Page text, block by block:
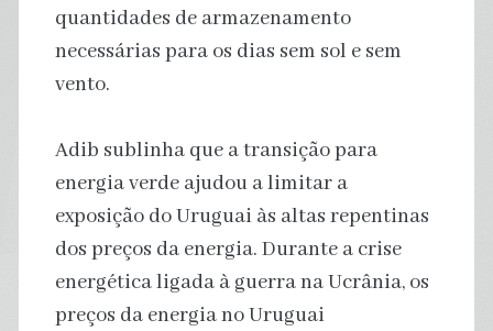
quantidades de armazenamento
necessárias para os dias sem sol e sem
vento.
Adib sublinha que a transição para
energia verde ajudou a limitar a
exposição do Uruguai às altas repentinas
dos preços da energia. Durante a crise
energética ligada à guerra na Ucrânia, os
preços da energia no Uruguai